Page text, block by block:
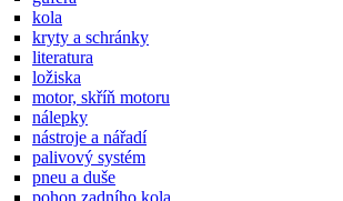
kola
kryty a schránky
literatura
ložiska
motor, skříň motoru
nálepky
nástroje a nářadí
palivový systém
pneu a duše
pohon zadního kola